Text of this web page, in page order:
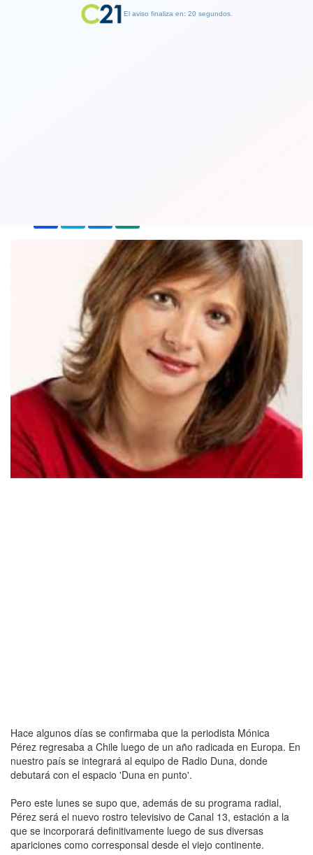
Hace algunos días se confirmaba que la periodista Mónica
Pérez regresaba a Chile luego de un año radicada en Europa. En
nuestro país se integrará al equipo de Radio Duna, donde
debutará con el espacio 'Duna en punto'.
Pero este lunes se supo que, además de su programa radial,
Pérez será el nuevo rostro televisivo de Canal 13, estación a la
que se incorporará definitivamente luego de sus diversas
apariciones como corresponsal desde el viejo continente.
El aviso finaliza en: 19 segundos.